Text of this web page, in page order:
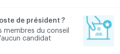
de président ?
membres du conseil
candidat